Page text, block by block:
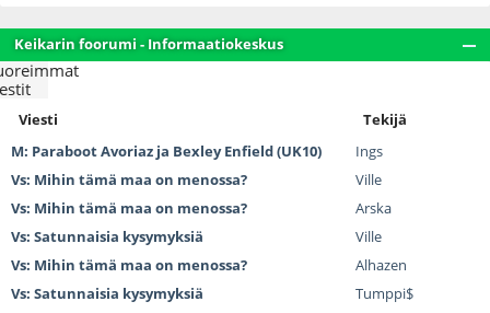
Keikarin foorumi - Informaatiokeskus
Viesti
Tekijä
M: Paraboot Avoriaz ja Bexley Enfield (UK10)
Ings
Vs: Mihin tämä maa on menossa?
Ville
Vs: Mihin tämä maa on menossa?
Arska
Vs: Satunnaisia kysymyksiä
Ville
Vs: Mihin tämä maa on menossa?
Alhazen
Vs: Satunnaisia kysymyksiä
Tumppi$